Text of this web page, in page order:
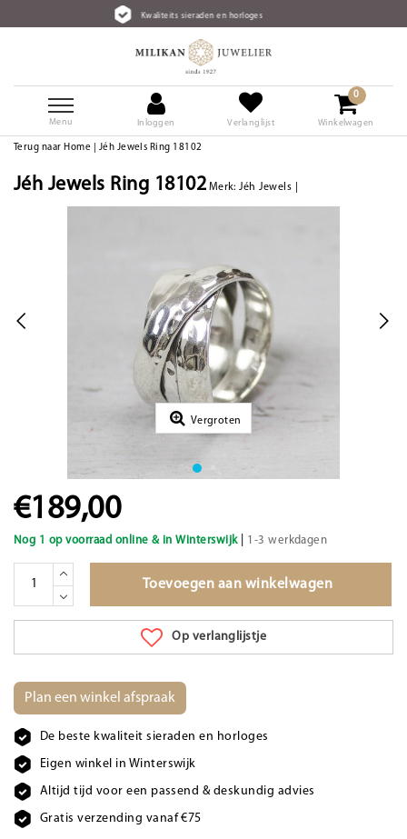
Kwaliteits sieraden en horloges
Menu Inloggen Verlanglijst
0
Winkelwagen
Terug naar Home Jéh Jewels Ring 18102
Jéh Jewels Ring 18102 Merk: Jéh Jewels
Vergroten
€189,00
Nog 1 op voorraad online & in Winterswijk| 1-3 werkdagen
Toevoegen aan winkelwagen
Op verlanglijstje
Plan een winkel afspraak
De beste kwaliteit sieraden en horloges
Eigen winkel in Winterswijk
Altijd tijd voor een passend & deskundig advies
Gratis verzending vanaf €75